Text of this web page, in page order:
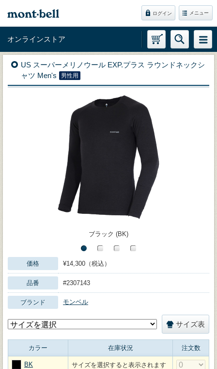
ログイン メニュー
オンラインストア
US スーパーメリノウール EXP.プラス ラウンドネックシ
ャツ Men's
男性用
ブラック (BK)
価格 ¥14,300（税込）
品番 #2307143
ブランド モンベル
サイズ表
カラー 在庫状況 注文数
BK サイズを選択すると表示されます